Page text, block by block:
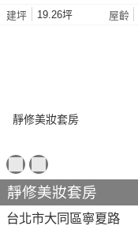
建坪 19.26坪 屋齡
靜修美妝套房
台北市大同區寧夏路